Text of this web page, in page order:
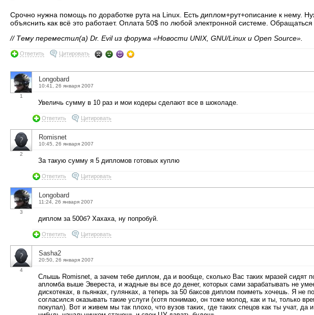
Срочно нужна помощь по доработке рута на Linux. Есть диплом+рут+описание к нему.
объяснить как всё это работает. Оплата 50$ по любой электронной системе.
// Тему переместил(а) Dr. Evil из форума «Новости UNIX, GNU/Linux и Open Source».
Ответить Цитировать
1
Longobard
10:41, 26 января 2007
Увеличь сумму в 10 раз и мои кодеры сделают все в шоколаде.
Ответить Цитировать
2
Romisnet
10:45, 26 января 2007
За такую сумму я 5 дипломов готовых куплю
Ответить Цитировать
3
Longobard
11:24, 26 января 2007
диплом за 500б? Хахаха, ну попробуй.
Ответить Цитировать
4
Sasha2
20:50, 26 января 2007
Слышь Romisnet, а зачем тебе диплом, да и вообще, сколько Вас таких мразей сидят
апломба выше Эвереста, и жадные вы все до денег, которых сами зарабатывать не
дискотеках, в пьянках, гулянках, а теперь за 50 баксов диплом поиметь хочешь. Я
согласился оказывать такие услуги (хотя понимаю, он тоже молод, как и ты, только
покупал). Вот и живем мы так плохо, что вузов таких, где таких спецов как ты учат,